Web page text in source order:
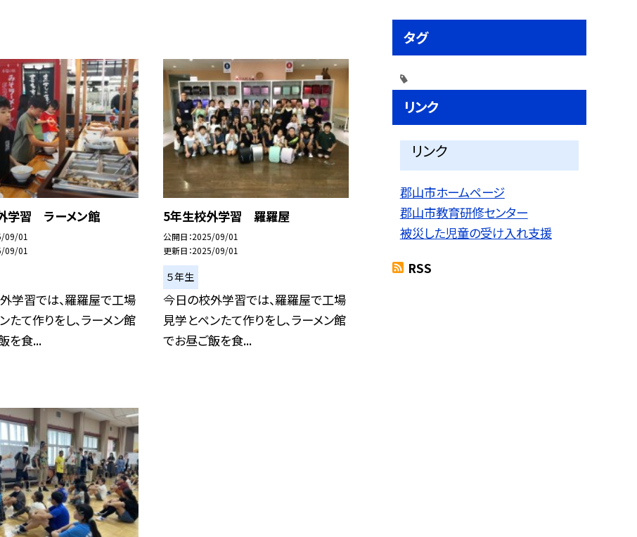
学習 ラーメン館
09/01
09/01
学習では、羅羅屋で工場
たて作りをし、ラーメン館
を食...
5年生校外学習 羅羅屋
公開日 2025/09/01
更新日 2025/09/01
５年生
今日の校外学習では、羅羅屋で工場
見学とペンたて作りをし、ラーメン館
でお昼ご飯を食...
タグ
リンク
リンク
郡山市ホームページ
郡山市教育研修センター
被災した児童の受け入れ支援
RSS